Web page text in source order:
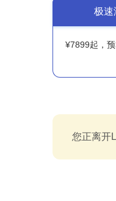
极速
¥7899起，
您正离开